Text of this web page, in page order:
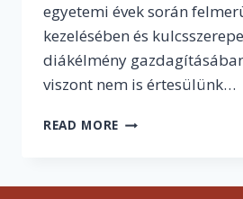
egyetemi évek során
kezelésében és
diákélmény
viszont nem is értesülünk…
READ MORE ELŐTTED